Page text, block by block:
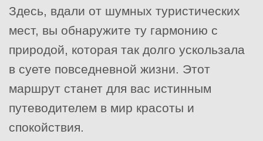
Здесь, вдали от шумных туристических
мест, вы обнаружите ту гармонию с
природой, которая так долго ускользала
в суете повседневной жизни. Этот
маршрут станет для вас истинным
путеводителем в мир красоты и
спокойствия.